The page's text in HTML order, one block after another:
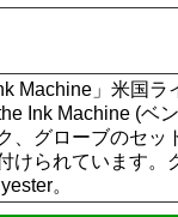
Machine」米国
Ink Machine (ベ
、グローブのセッ
けられています
。